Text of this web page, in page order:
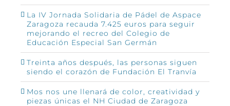
La IV Jornada Solidaria de Pádel de Aspace
Zaragoza recauda 7.425 euros para seguir
mejorando el recreo del Colegio de
Educación Especial San Germán
Treinta años después, las personas siguen
siendo el corazón de Fundación El Tranvía
Mos nos une llenará de color, creatividad y
piezas únicas el NH Ciudad de Zaragoza